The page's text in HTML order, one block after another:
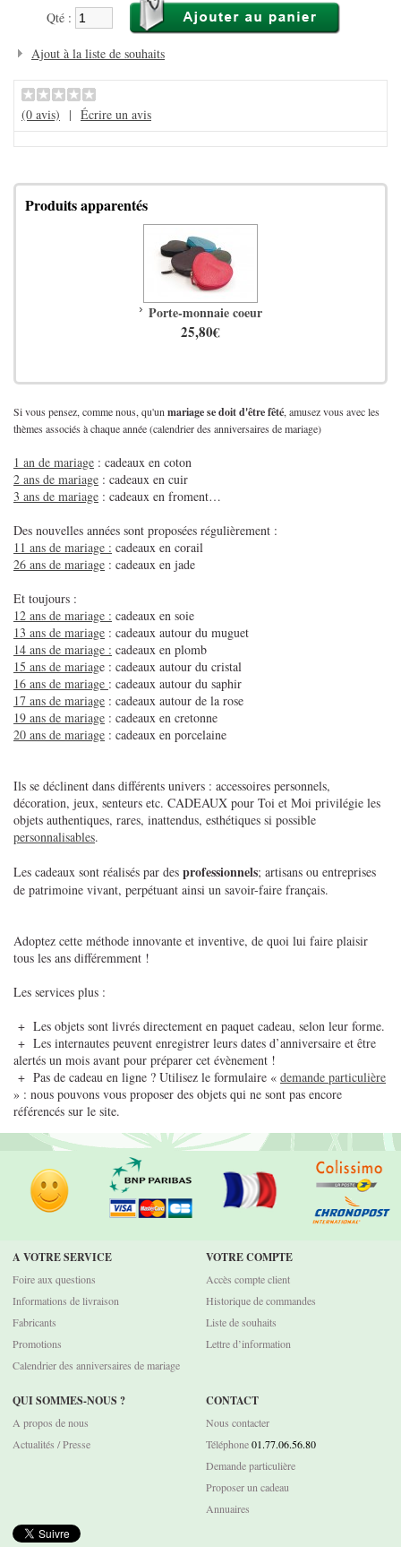
Qté :
Ajout à la liste de souhaits
(0 avis) | Écrire un avis
Produits apparentés
Porte-monnaie coeur
25,80€
Si vous pensez, comme nous, qu'unmariage se doit d'être fêté, amusez vous avec les
thèmes associés à chaque année (calendrier des anniversaires de mariage)
1 an de mariage : cadeaux en coton
2 ans de mariage : cadeaux en cuir
3 ans de mariage : cadeaux en froment…
Des nouvelles années sont proposées régulièrement :
11 ans de mariage : cadeaux en corail
26 ans de mariage : cadeaux en jade
Et toujours :
12 ans de mariage : cadeaux en soie
13 ans de mariage : cadeaux autour du muguet
14 ans de mariage : cadeaux en plomb
15 ans de mariage : cadeaux autour du cristal
16 ans de mariage : cadeaux autour du saphir
17 ans de mariage : cadeaux autour de la rose
19 ans de mariage : cadeaux en cretonne
20 ans de mariage : cadeaux en porcelaine
Ils se déclinent dans différents univers : accessoires personnels,
décoration, jeux, senteurs etc. CADEAUX pour Toi et Moi privilégie les
objets authentiques, rares, inattendus, esthétiques si possible
personnalisables.
Les cadeaux sont réalisés par des professionnels; artisans ou entreprises
de patrimoine vivant, perpétuant ainsi un savoir-faire français.
Adoptez cette méthode innovante et inventive, de quoi lui faire plaisir
tous les ans différemment !
Les services plus :
+ Les objets sont livrés directement en paquet cadeau, selon leur forme.
+ Les internautes peuvent enregistrer leurs dates d’anniversaire et être
alertés un mois avant pour préparer cet évènement !
+ Pas de cadeau en ligne ? Utilisez le formulaire « demande particulière
» : nous pouvons vous proposer des objets qui ne sont pas encore
référencés sur le site.
A VOTRE SERVICE
Foire aux questions
Informations de livraison
Fabricants
Promotions
Calendrier des anniversaires de mariage
VOTRE COMPTE
Accès compte client
Historique de commandes
Liste de souhaits
Lettre d’information
QUI SOMMES-NOUS ?
A propos de nous
Actualités / Presse
CONTACT
Nous contacter
Téléphone01.77.06.56.80
Demande particulière
Proposer un cadeau
Annuaires